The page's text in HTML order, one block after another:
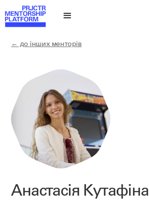
← до інших менторів
Анастасія Кутафіна